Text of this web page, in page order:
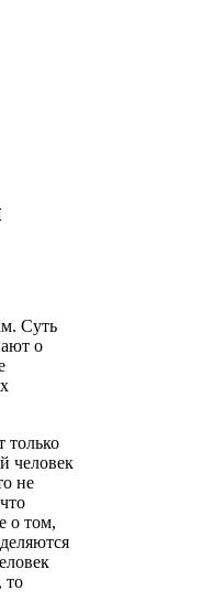
Суть
о
только
человек
не
о том,
то